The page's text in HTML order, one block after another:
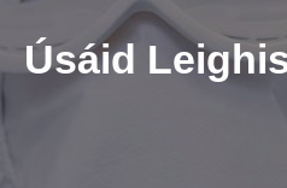
Úsáid